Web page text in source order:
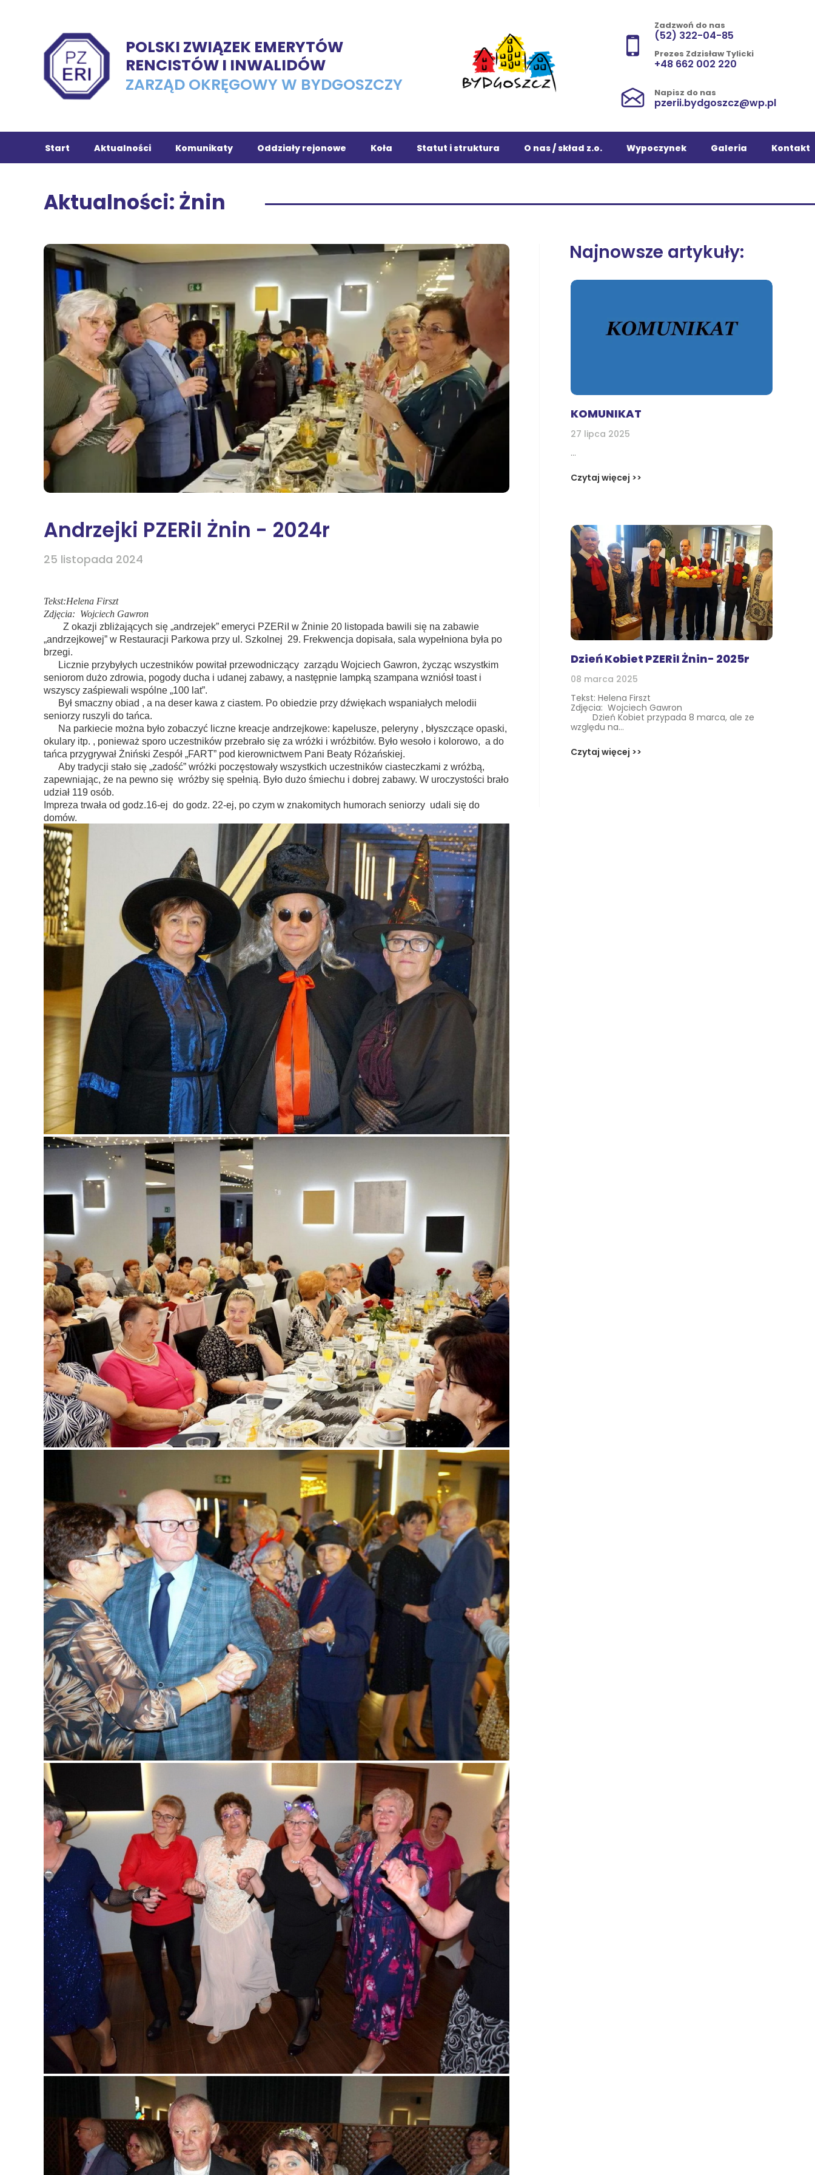
POLSKI ZWIĄZEK EMERYTÓW
RENCISTÓW I INWALIDÓW
ZARZĄD OKRĘGOWY W BYDGOSZCZY
Napisz do nas
pzerii.bydgoszcz@wp.pl
Zadzwoń do nas
(52) 322-04-85
Prezes Zdzisław Tylicki
+48 662 002 220
Start Aktualności Komunikaty Oddziały rejonowe
Tuchola
Koronowo
Nakło
Sępólno
Świecie
Żnin
Więcbork
Koła
Dąbrowa Chełmińska
Romet
Solec Kujawski
Wzgórze Wolności
Szubin
Strzelno
Wyżyny Kapuściska
Szwederowo
Błonie
Bartodzieje
Statut i struktura O nas / skład z.o. Wypoczynek Galeria Kontakt
Najnowsze artykuły:
KOMUNIKAT
27 lipca 2025
...
Czytaj więcej >>
Dzień Kobiet PZERiI Żnin- 2025r
08 marca 2025
Tekst: Helena Firszt
Zdjęcia: Wojciech Gawron
Dzień Kobiet przypada 8 marca, ale ze
względu na...
Czytaj więcej >>
25 listopada 2024
Andrzejki PZERiI Żnin - 2024r
Tekst:Helena Firszt
Zdjęcia: Wojciech Gawron
Z okazji zbliżających się „andrzejek” emeryci PZERiI w Żninie 20 listopada bawili się na zabawie
„andrzejkowej” w Restauracji Parkowa przy ul. Szkolnej 29. Frekwencja dopisała, sala wypełniona była po
brzegi.
Licznie przybyłych uczestników powitał przewodniczący zarządu Wojciech Gawron, życząc wszystkim
seniorom dużo zdrowia, pogody ducha i udanej zabawy, a następnie lampką szampana wzniósł toast i
wszyscy zaśpiewali wspólne „100 lat”.
Był smaczny obiad , a na deser kawa z ciastem. Po obiedzie przy dźwiękach wspaniałych melodii
seniorzy ruszyli do tańca.
Na parkiecie można było zobaczyć liczne kreacje andrzejkowe: kapelusze, peleryny , błyszczące opaski,
okulary itp. , ponieważ sporo uczestników przebrało się za wróżki i wróżbitów. Było wesoło i kolorowo, a do
tańca przygrywał Żniński Zespół „FART” pod kierownictwem Pani Beaty Różańskiej.
Aby tradycji stało się „zadość” wróżki poczęstowały wszystkich uczestników ciasteczkami z wróżbą,
zapewniając, że na pewno się wróżby się spełnią. Było dużo śmiechu i dobrej zabawy. W uroczystości brało
udział 119 osób.
Impreza trwała od godz.16-ej do godz. 22-ej, po czym w znakomitych humorach seniorzy udali się do
domów.
Aktualności: Żnin